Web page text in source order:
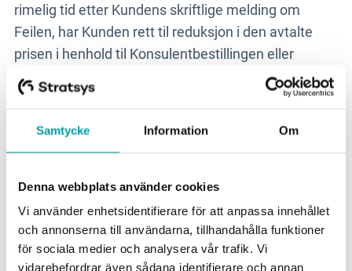
Samtycke Information Om
Denna webbplats använder cookies
Vi använder enhetsidentifierare för att anpassa innehållet
och annonserna till användarna, tillhandahålla funktioner
för sociala medier och analysera vår trafik. Vi
vidarebefordrar även sådana identifierare och annan
rimelig tid etter Kundens skriftlige melding om
Feilen, har Kunden rett til reduksjon i den avtalte
prisen i henhold til Konsulentbestillingen eller
Prosjektbestillingen med et beløp som med
rimelighet kan anses å tilsvare Feilen. For at
som angitt ovenfor, må Kunden skriftlig varsle
oppdaget eller burde ha oppdaget Feilen. Under alle
omstendigheter må krav om retting eller
prisreduksjon i henhold til ovenstående alltid
fremsettes skriftlig av Kunden til Stratsys senest 3